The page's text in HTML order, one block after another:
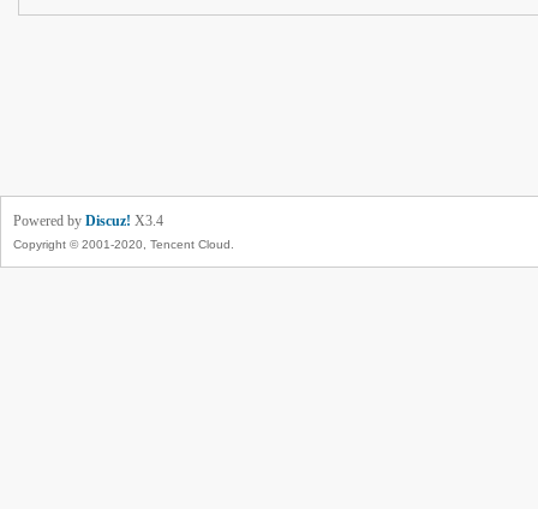
Powered by Discuz! X3.4
Copyright © 2001-2020, Tencent Cloud.